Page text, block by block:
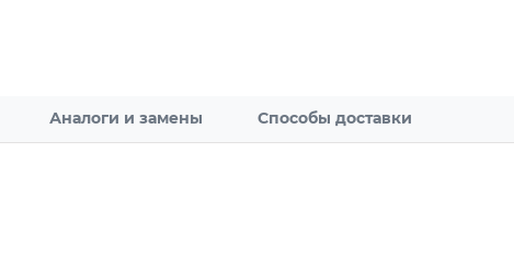
Аналоги и замены Способы доставки